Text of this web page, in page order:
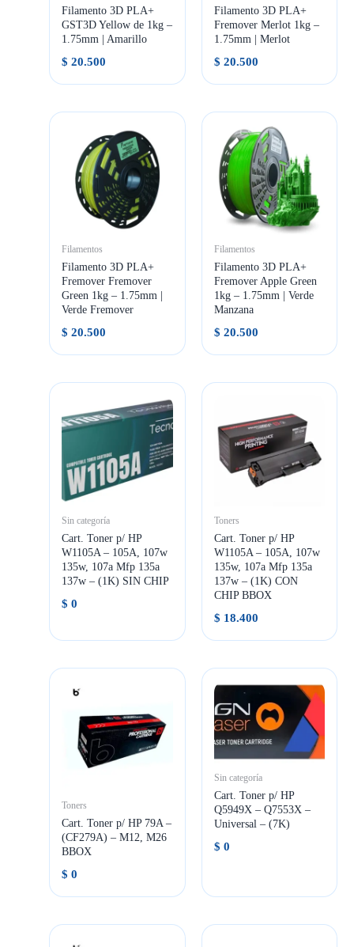
Filamento 3D PLA+
GST3D Yellow de 1kg –
1.75mm | Amarillo
$ 20.500
Filamento 3D PLA+
Fremover Merlot 1kg –
1.75mm | Merlot
$ 20.500
Filamentos
Filamento 3D PLA+
Fremover Fremover
Green 1kg – 1.75mm |
Verde Fremover
$ 20.500
Filamentos
Filamento 3D PLA+
Fremover Apple Green
1kg – 1.75mm | Verde
Manzana
$ 20.500
Sin categoría
Cart. Toner p/ HP
W1105A – 105A, 107w
135w, 107a Mfp 135a
137w – (1K) SIN CHIP
$ 0
Toners
Cart. Toner p/ HP
W1105A – 105A, 107w
135w, 107a Mfp 135a
137w – (1K) CON
CHIP BBOX
$ 18.400
Toners
Cart. Toner p/ HP 79A –
(CF279A) – M12, M26
BBOX
$ 0
Sin categoría
Cart. Toner p/ HP
Q5949X – Q7553X –
Universal – (7K)
$ 0